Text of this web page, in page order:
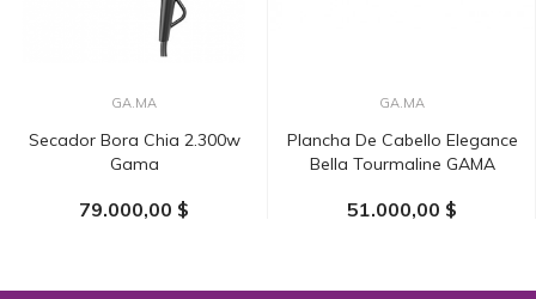
GA.MA
Secador Bora Chia 2.300w
Gama
79.000,00 $
GA.MA
Plancha De Cabello Elegance
Bella Tourmaline GAMA
51.000,00 $